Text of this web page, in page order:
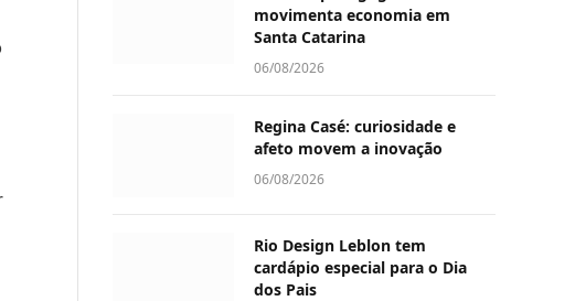
movimenta economia em
Santa Catarina
06/08/2026
Regina Casé: curiosidade e
afeto movem a inovação
06/08/2026
Rio Design Leblon tem
cardápio especial para o Dia
dos Pais